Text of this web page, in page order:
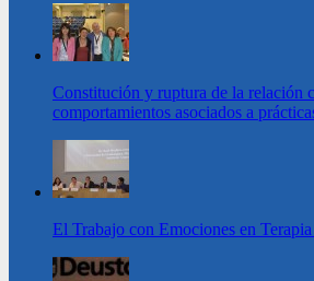
Constitución y ruptura de la relación
comportamientos asociados a
El Trabajo con Emociones en